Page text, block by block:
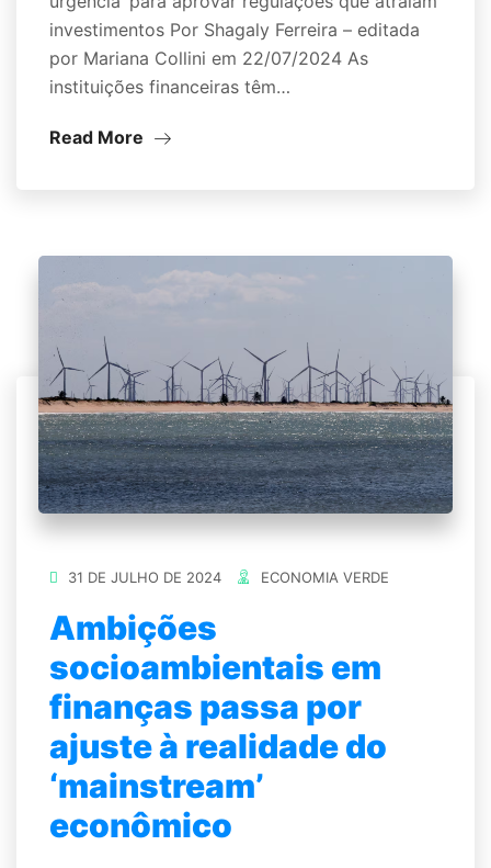
investimentos Por Shagaly Ferreira – editada
por Mariana Collini em 22/07/2024 As
instituições financeiras têm…
Read More
31 DE JULHO DE 2024 ECONOMIA VERDE
Ambições
socioambientais em
finanças passa por
ajuste à realidade do
‘mainstream’
econômico